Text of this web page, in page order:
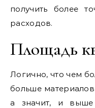
получить более
расходов.
Площадь
Логично, что чем
больше
а значит, и выше